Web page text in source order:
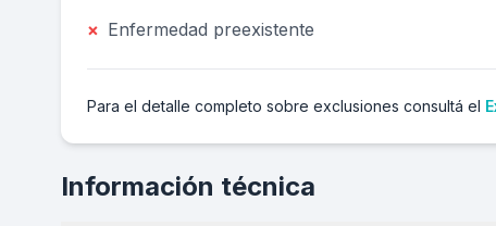
× Enfermedad preexistente
Para el detalle completo sobre exclusiones consultá el
Información técnica